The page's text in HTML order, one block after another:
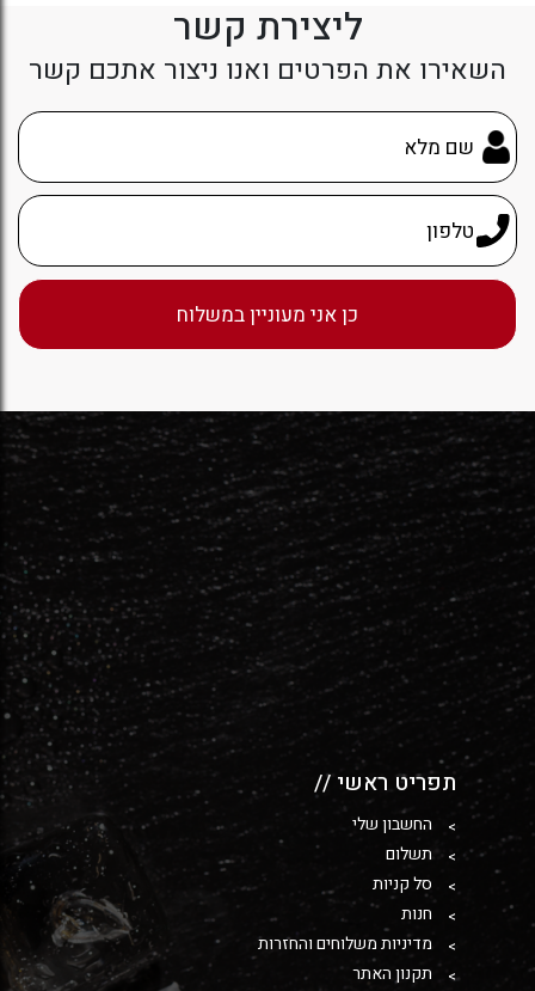
ליצירת קשר
השאירו את הפרטים ואנו ניצור אתכם קשר
תפריט ראשי //
החשבון שלי
תשלום
סל קניות
חנות
מדיניות משלוחים והחזרות
תקנון האתר